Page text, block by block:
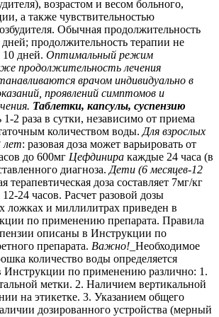
возрастом и весом больного,
а также чувствительностью
Обычная продолжительность
продолжительность терапии не
дней. Оптимальный режим
продолжительность лечения
врачом индивидуально в
проявлений симптомов и
Таблетки, капсулы, суспензию
1-2 раза в сутки, независимо от приема
количеством воды. Для взрослых
лет: разовая доза может варьировать от
до 600мг Цефдинира каждые 24 часа (в
диагноза. Дети (6 месяцев-12
терапевтическая доза составляет 7мг/кг
24 часов. Расчет разовой дозы
ложках и миллилитрах приведен в
по применению препарата. Правила
описаны в Инструкции по
препарата. Важно!_ Необходимое
количество воды определяется
Инструкции по применению различно: 1.
метки. 2. Наличием вертикальной
на этикетке. 3. Указанием общего
дозированного устройства (мерный